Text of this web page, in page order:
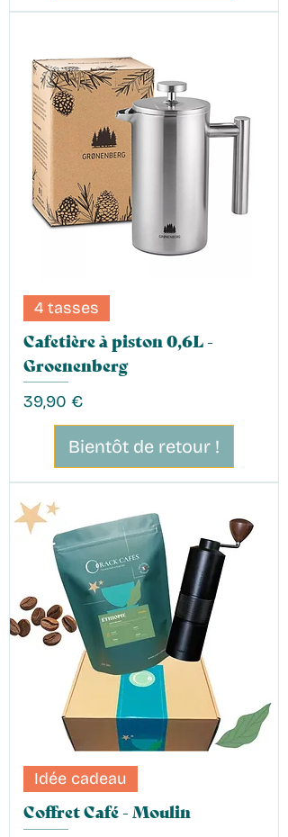
4 tasses
Cafetière à piston 0,6L -
Groenenberg
Prix
39,90 €
Bientôt de retour !
Idée cadeau
Coffret Café - Moulin